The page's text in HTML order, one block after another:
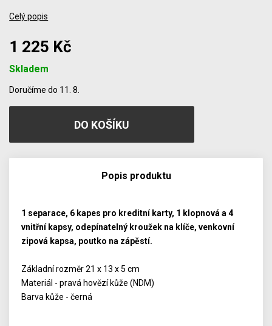
Celý popis
1 225 Kč
Skladem
Doručíme do 11. 8.
Popis produktu
1 separace, 6 kapes pro kreditní karty, 1 klopnová a 4
vnitřní kapsy, odepínatelný kroužek na klíče, venkovní
zipová kapsa, poutko na zápěstí.
Základní rozměr 21 x 13 x 5 cm
Materiál - pravá hovězí kůže (NDM)
Barva kůže - černá